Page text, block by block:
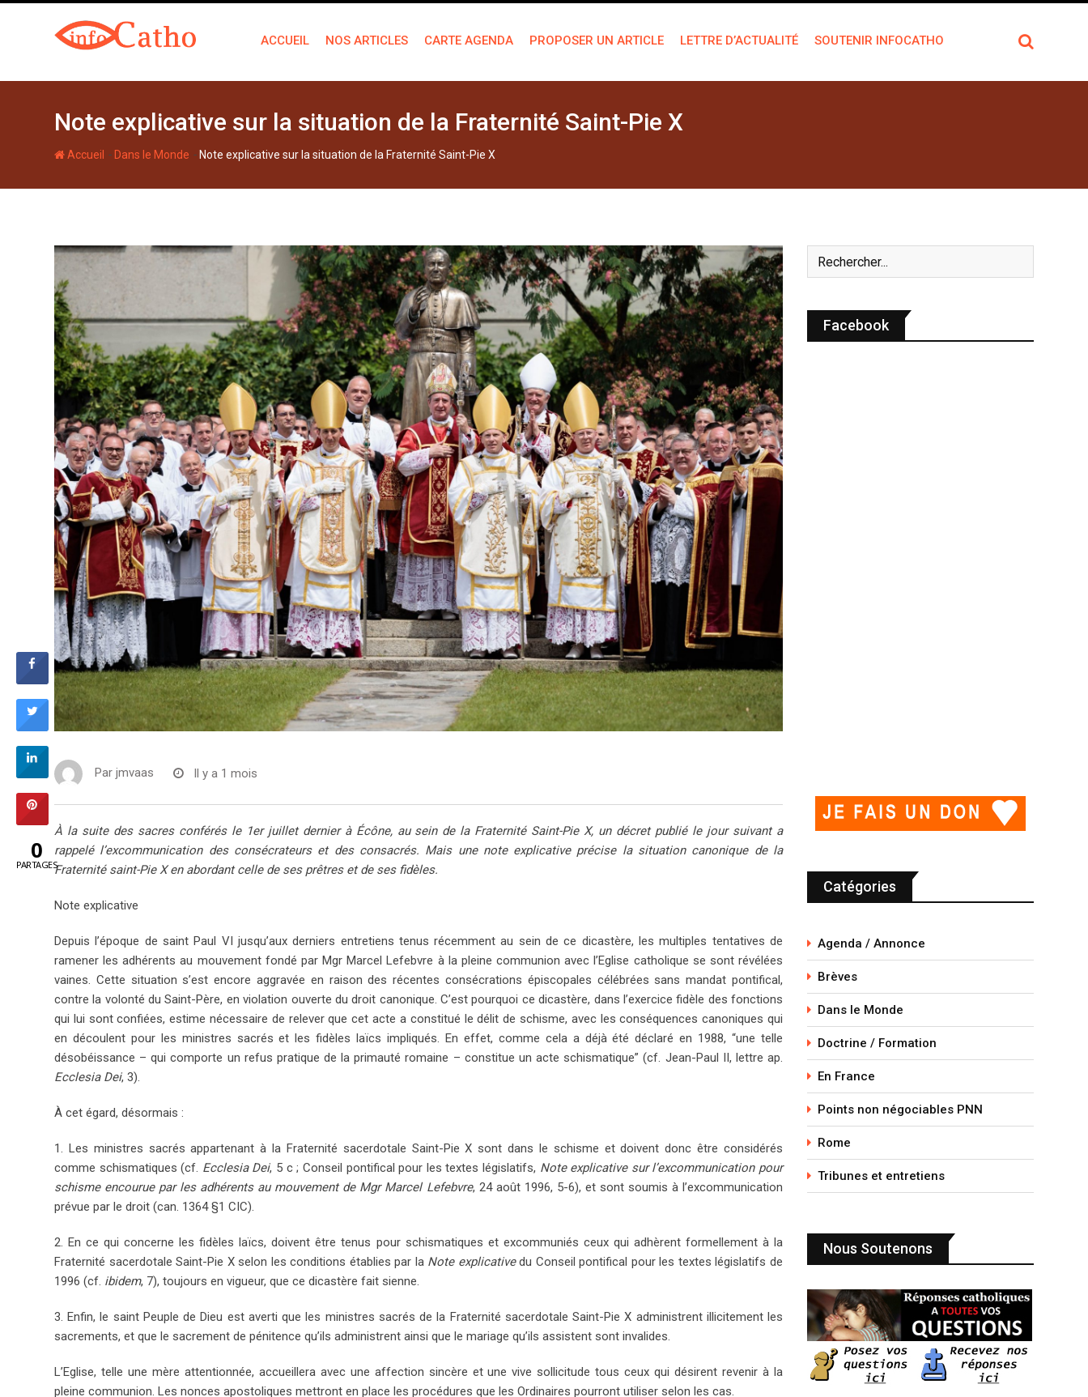
ACCUEIL NOS ARTICLES CARTE AGENDA PROPOSER UN ARTICLE LETTRE D’ACTUALITÉ SOUTENIR INFOCATHO
Note explicative sur la situation de la Fraternité Saint-Pie X
Accueil - Dans le Monde - Note explicative sur la situation de la Fraternité Saint-Pie X
Par jmvaas Il y a 1 mois
À la suite des sacres conférés le 1er juillet dernier à Écône, au sein de la Fraternité Saint-Pie X, un décret publié le jour suivant a
rappelé l’excommunication des consécrateurs et des consacrés. Mais une note explicative précise la situation canonique de la
Fraternité saint-Pie X en abordant celle de ses prêtres et de ses fidèles.
Note explicative
Depuis l’époque de saint Paul VI jusqu’aux derniers entretiens tenus récemment au sein de ce dicastère, les multiples tentatives de
ramener les adhérents au mouvement fondé par Mgr Marcel Lefebvre à la pleine communion avec l’Eglise catholique se sont révélées
vaines. Cette situation s’est encore aggravée en raison des récentes consécrations épiscopales célébrées sans mandat pontifical,
contre la volonté du Saint-Père, en violation ouverte du droit canonique. C’est pourquoi ce dicastère, dans l’exercice fidèle des fonctions
qui lui sont confiées, estime nécessaire de relever que cet acte a constitué le délit de schisme, avec les conséquences canoniques qui
en découlent pour les ministres sacrés et les fidèles laïcs impliqués. En effet, comme cela a déjà été déclaré en 1988, “une telle
désobéissance – qui comporte un refus pratique de la primauté romaine – constitue un acte schismatique” (cf. Jean-Paul II, lettre ap.
Ecclesia Dei, 3).
À cet égard, désormais :
1. Les ministres sacrés appartenant à la Fraternité sacerdotale Saint-Pie X sont dans le schisme et doivent donc être considérés
comme schismatiques (cf. Ecclesia Dei, 5 c ; Conseil pontifical pour les textes législatifs, Note explicative sur l’excommunication pour
schisme encourue par les adhérents au mouvement de Mgr Marcel Lefebvre, 24 août 1996, 5-6), et sont soumis à l’excommunication
prévue par le droit (can. 1364 §1 CIC).
2. En ce qui concerne les fidèles laïcs, doivent être tenus pour schismatiques et excommuniés ceux qui adhèrent formellement à la
Fraternité sacerdotale Saint-Pie X selon les conditions établies par la Note explicativedu Conseil pontifical pour les textes législatifs de
1996 (cf. ibidem, 7), toujours en vigueur, que ce dicastère fait sienne.
3. Enfin, le saint Peuple de Dieu est averti que les ministres sacrés de la Fraternité sacerdotale Saint-Pie X administrent illicitement les
sacrements, et que le sacrement de pénitence qu’ils administrent ainsi que le mariage qu’ils assistent sont invalides.
L’Eglise, telle une mère attentionnée, accueillera avec une affection sincère et une vive sollicitude tous ceux qui désirent revenir à la
pleine communion. Les nonces apostoliques mettront en place les procédures que les Ordinaires pourront utiliser selon les cas.
Facebook
Catégories
Agenda / Annonce
Brèves
Dans le Monde
Doctrine / Formation
En France
Points non négociables PNN
Rome
Tribunes et entretiens
Nous Soutenons
0
PARTAGES